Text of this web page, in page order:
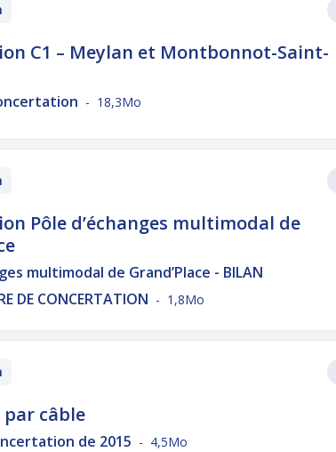
C1 – Meylan et Montbonnot-Saint-
- 18,3Mo
Pôle d’échanges multimodal de
multimodal de Grand’Place - BILAN
DE CONCERTATION - 1,8Mo
câble
de 2015 - 4,5Mo